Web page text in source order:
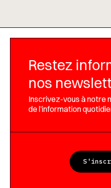
Restez
nos
Inscrivez-vous à notre
de l’information